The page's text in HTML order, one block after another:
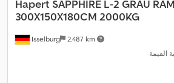
Isselburg 2.487 km
Hapert SAPPHIRE L-2 GRAU
300X150X180CM 2000KG
القيمة